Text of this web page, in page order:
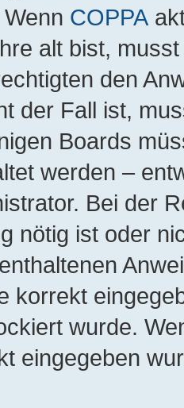
COPPA
alt bist,
den
der Fall ist,
Boards
werden –
Bei der
nötig ist oder
korrekt
wurde.
eingegeben